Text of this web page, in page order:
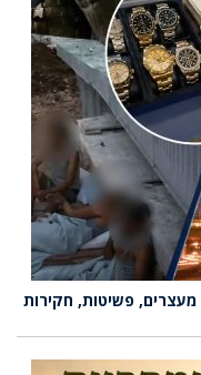
מעצרים, פשיטות, חקירות